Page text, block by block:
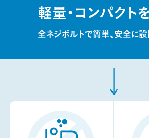
軽量・コンパクト
全ネジボルトで簡単、安全に設